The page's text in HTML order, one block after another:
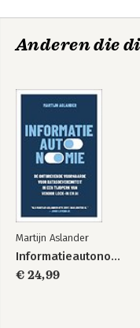
Anderen die
Martijn Aslander
Informatieautonomie
€ 24,99